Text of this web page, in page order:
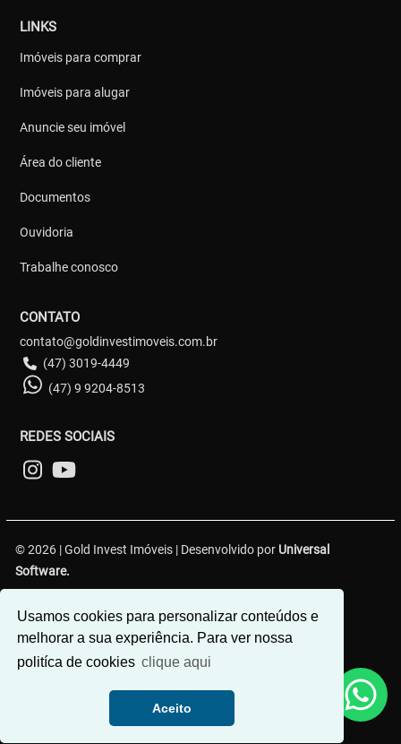
Usamos cookies para personalizar conteúdos e
melhorar a sua experiência. Para ver nossa
politíca de cookies clique aqui
Aceito
LINKS
Imóveis para comprar
Imóveis para alugar
Anuncie seu imóvel
Área do cliente
Documentos
Ouvidoria
Trabalhe conosco
CONTATO
contato@goldinvestimoveis.com.br
(47) 3019-4449
(47) 9 9204-8513
REDES SOCIAIS
© 2026 | Gold Invest Imóveis | Desenvolvido por Universal
Software.
R. Hercílio Luz, 349 - Centro 1, Brusque - SC, 88350-301